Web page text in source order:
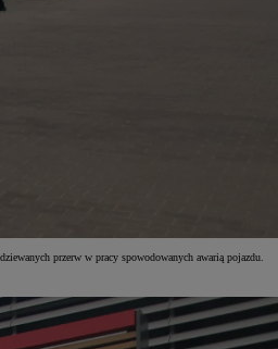
przerw w pracy spowodowanych awarią pojazdu.